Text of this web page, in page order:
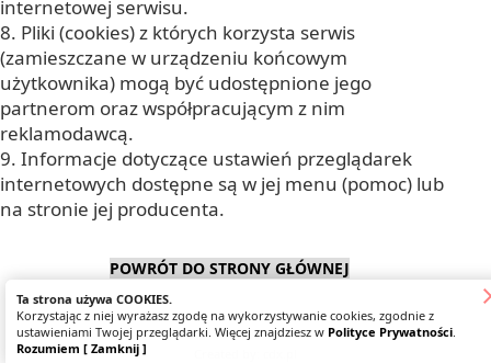
internetowej serwisu.
8. Pliki (cookies) z których korzysta serwis
(zamieszczane w urządzeniu końcowym
użytkownika) mogą być udostępnione jego
partnerom oraz współpracującym z nim
reklamodawcą.
9. Informacje dotyczące ustawień przeglądarek
internetowych dostępne są w jej menu (pomoc) lub
na stronie jej producenta.
POWRÓT DO STRONY GŁÓWNEJ
Ta strona używa COOKIES.
Korzystając z niej wyrażasz zgodę na wykorzystywanie cookies, zgodnie z
ustawieniami Twojej przeglądarki. Więcej znajdziesz w Polityce Prywatności.
Rozumiem [ Zamknij ]